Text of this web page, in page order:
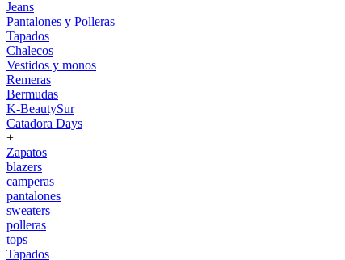
Jeans
Pantalones y Polleras
Tapados
Chalecos
Vestidos y monos
Remeras
Bermudas
K-BeautySur
Catadora Days
+
Zapatos
blazers
camperas
pantalones
sweaters
polleras
tops
Tapados